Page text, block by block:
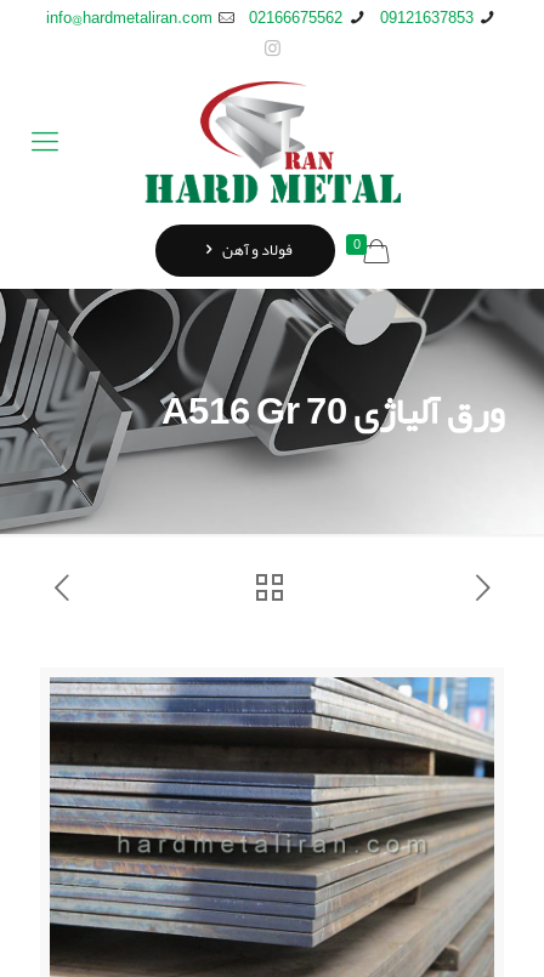
09121637853
02166675562
info@hardmetaliran.com
0 فولاد و آهن
ورق آلیاژی A516 Gr 70